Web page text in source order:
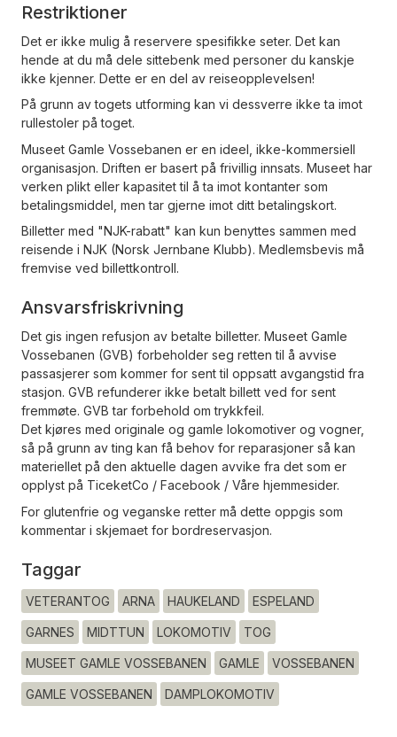
Restriktioner
Det er ikke mulig å reservere spesifikke seter. Det kan
hende at du må dele sittebenk med personer du kanskje
ikke kjenner. Dette er en del av reiseopplevelsen!
På grunn av togets utforming kan vi dessverre ikke ta imot
rullestoler på toget.
Museet Gamle Vossebanen er en ideel, ikke-kommersiell
organisasjon. Driften er basert på frivillig innsats. Museet har
verken plikt eller kapasitet til å ta imot kontanter som
betalingsmiddel, men tar gjerne imot ditt betalingskort.
Billetter med "NJK-rabatt" kan kun benyttes sammen med
reisende i NJK (Norsk Jernbane Klubb). Medlemsbevis må
fremvise ved billettkontroll.
Ansvarsfriskrivning
Det gis ingen refusjon av betalte billetter. Museet Gamle
Vossebanen (GVB) forbeholder seg retten til å avvise
passasjerer som kommer for sent til oppsatt avgangstid fra
stasjon. GVB refunderer ikke betalt billett ved for sent
fremmøte. GVB tar forbehold om trykkfeil.
Det kjøres med originale og gamle lokomotiver og vogner,
så på grunn av ting kan få behov for reparasjoner så kan
materiellet på den aktuelle dagen avvike fra det som er
opplyst på TiceketCo / Facebook / Våre hjemmesider.
For glutenfrie og veganske retter må dette oppgis som
kommentar i skjemaet for bordreservasjon.
Taggar
VETERANTOG ARNA HAUKELAND ESPELAND
GARNES MIDTTUN LOKOMOTIV TOG
MUSEET GAMLE VOSSEBANEN GAMLE VOSSEBANEN
GAMLE VOSSEBANEN DAMPLOKOMOTIV